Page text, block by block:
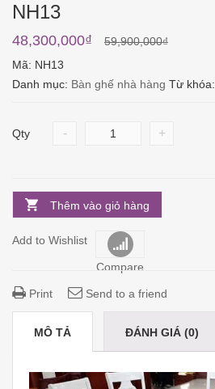
NH13
59,900,000₫
48,300,000₫
Mã: NH13
Danh mục: Bàn ghế nhà hàng Từ khóa:
Qty - +
Thêm vào giỏ hàng
Add to Wishlist
Compare
Print Send to a friend
MÔ TẢ ĐÁNH GIÁ (0)